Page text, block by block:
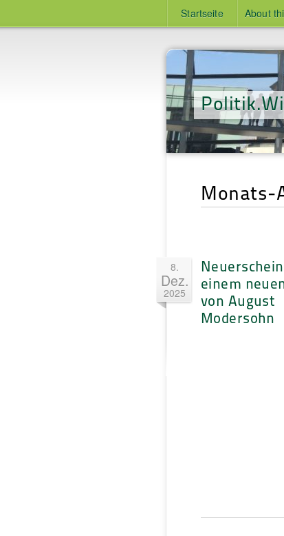
Startseite About
Monats-
8.
Dez.
2025
einem
von August
Modersohn